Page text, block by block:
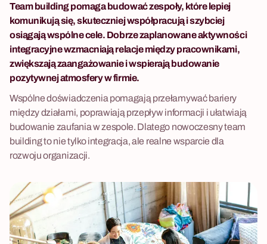
Team building pomaga budować zespoły, które lepiej
komunikują się, skuteczniej współpracują i szybciej
osiągają wspólne cele. Dobrze zaplanowane aktywności
integracyjne wzmacniają relacje między pracownikami,
zwiększają zaangażowanie i wspierają budowanie
pozytywnej atmosfery w firmie.
Wspólne doświadczenia pomagają przełamywać bariery
między działami, poprawiają przepływ informacji i ułatwiają
budowanie zaufania w zespole. Dlatego nowoczesny team
building to nie tylko integracja, ale realne wsparcie dla
rozwoju organizacji.